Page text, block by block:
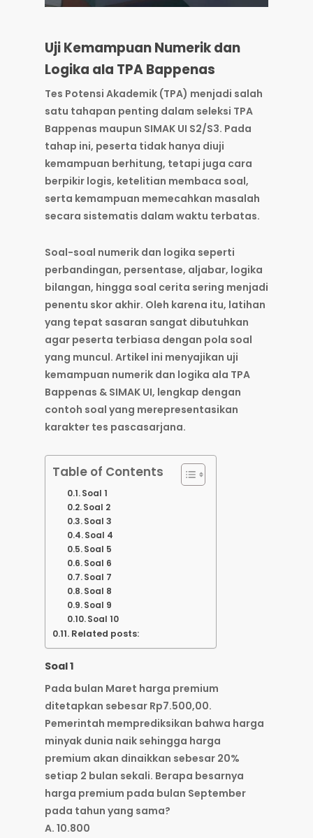
Uji Kemampuan Numerik dan
Logika ala TPA Bappenas
Tes Potensi Akademik (TPA) menjadi salah
satu tahapan penting dalam seleksi TPA
Bappenas maupun SIMAK UI S2/S3. Pada
tahap ini, peserta tidak hanya diuji
kemampuan berhitung, tetapi juga cara
berpikir logis, ketelitian membaca soal,
serta kemampuan memecahkan masalah
secara sistematis dalam waktu terbatas.
Soal-soal numerik dan logika seperti
perbandingan, persentase, aljabar, logika
bilangan, hingga soal cerita sering menjadi
penentu skor akhir. Oleh karena itu, latihan
yang tepat sasaran sangat dibutuhkan
agar peserta terbiasa dengan pola soal
yang muncul. Artikel ini menyajikan uji
kemampuan numerik dan logika ala TPA
Bappenas & SIMAK UI, lengkap dengan
contoh soal yang merepresentasikan
karakter tes pascasarjana.
Table of Contents
Soal 1
Soal 2
Soal 3
Soal 4
Soal 5
Soal 6
Soal 7
Soal 8
Soal 9
Soal 10
Related posts:
Soal 1
Pada bulan Maret harga premium
ditetapkan sebesar Rp7.500,00.
Pemerintah memprediksikan bahwa harga
minyak dunia naik sehingga harga
premium akan dinaikkan sebesar 20%
setiap 2 bulan sekali. Berapa besarnya
harga premium pada bulan September
pada tahun yang sama?
A. 10.800